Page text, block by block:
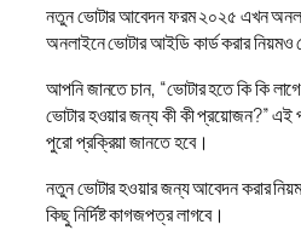
নতুন ভোটার আবেদন ফরম ২০২৫ এখন
অনলাইনে ভোটার আইডি কার্ড করার
আপনি জানতে চান, “ভোটার হতে কি কি
ভোটার হওয়ার জন্য কী কী প্রয়োজন?”
পুরো প্রক্রিয়া জানতে হবে।
নতুন ভোটার হওয়ার জন্য আবেদন করার
কিছু নির্দিষ্ট কাগজপত্র লাগবে।